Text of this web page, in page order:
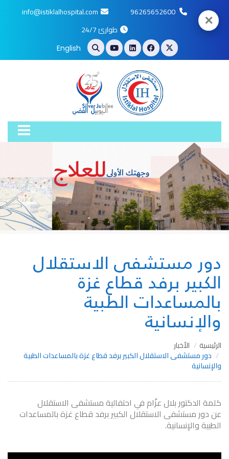
96265652600
info@istiklalhospital.com
طوارئ 24/7
English
دور مستشفى الاستقلال
الكبير برفد قطاع غزة
بالمساعدات الطبية
والإنسانية
الرئيسية الأخبار
دور مستشفى الاستقلال الكبير برفد قطاع غزة بالمساعدات الطبية
والإنسانية
كلمة الدكتور بلال عزّام في احتفالية مستشفى الاستقلال
عن دور مستشفى الاستقلال الكبير برفد قطاع غزة بالمساعدات
الطبية والإنسانية.
✕